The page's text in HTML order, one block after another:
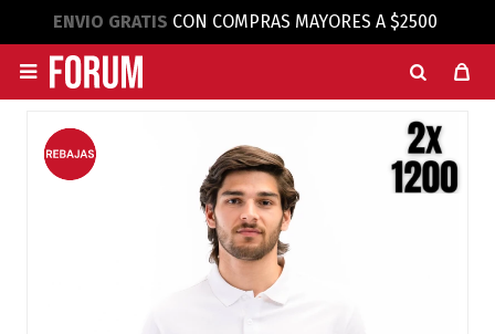
ENVIO GRATIS CON COMPRAS MAYORES A $2500
